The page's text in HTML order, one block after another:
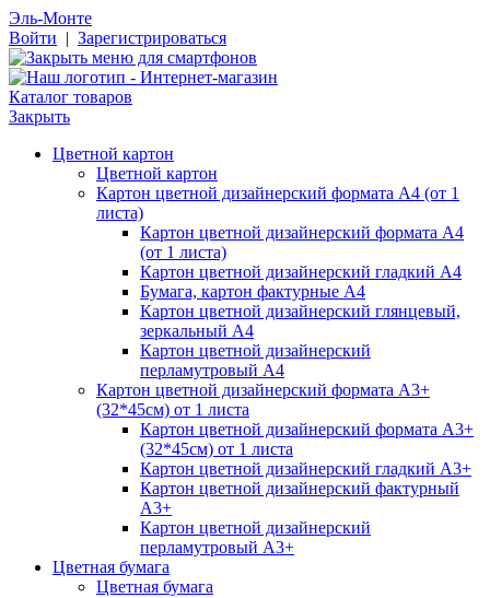
Эль-Монте
Войти | Зарегистрироваться
Каталог товаров
Закрыть
Цветной картон
Цветной картон
Картон цветной дизайнерский формата А4 (от 1
листа)
Картон цветной дизайнерский формата А4
(от 1 листа)
Картон цветной дизайнерский гладкий А4
Бумага, картон фактурные А4
Картон цветной дизайнерский глянцевый,
зеркальный А4
Картон цветной дизайнерский
перламутровый А4
Картон цветной дизайнерский формата А3+
(32*45см) от 1 листа
Картон цветной дизайнерский формата А3+
(32*45см) от 1 листа
Картон цветной дизайнерский гладкий А3+
Картон цветной дизайнерский фактурный
А3+
Картон цветной дизайнерский
перламутровый А3+
Цветная бумага
Цветная бумага